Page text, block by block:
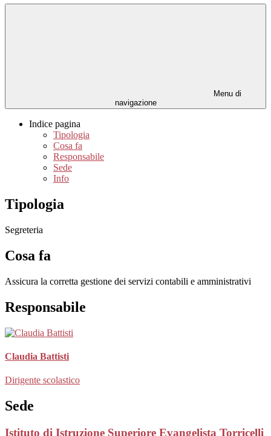
Menu di
navigazione
Indice pagina
Tipologia
Cosa fa
Responsabile
Sede
Info
Tipologia
Segreteria
Cosa fa
Assicura la corretta gestione dei servizi contabili e amministrativi
Responsabile
Claudia Battisti
Dirigente scolastico
Sede
Istituto di Istruzione Superiore Evangelista Torricelli